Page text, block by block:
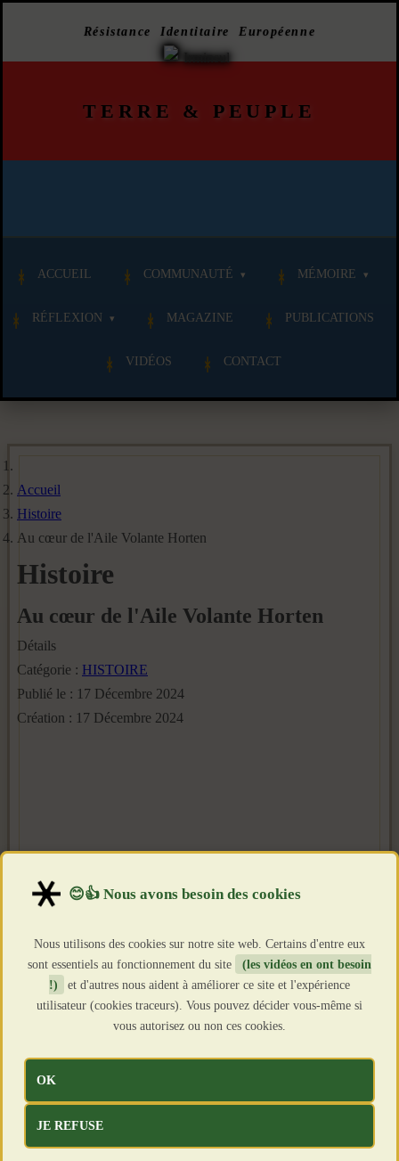
Résistance Identitaire Européenne
TERRE & PEUPLE
ACCUEIL COMMUNAUTÉ MÉMOIRE
RÉFLEXION MAGAZINE PUBLICATIONS
VIDÉOS CONTACT
Accueil
Histoire
Au cœur de l'Aile Volante Horten
Histoire
Au cœur de l'Aile Volante Horten
Détails
Catégorie : HISTOIRE
Publié le : 17 Décembre 2024
Création : 17 Décembre 2024
Nous utilisons des cookies sur notre site web. Certains d'entre eux
sont essentiels au fonctionnement du site
(les vidéos en ont besoin
!)
et d'autres nous aident à améliorer ce site et l'expérience
utilisateur (cookies traceurs). Vous pouvez décider vous-même si
vous autorisez ou non ces cookies.
OK
JE REFUSE